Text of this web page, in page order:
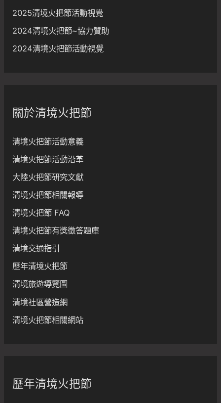
2025清境火把節活動視覺
2024清境火把節~協力贊助
2024清境火把節活動視覺
關於清境火把節
清境火把節活動意義
清境火把節活動沿革
大陸火把節研究文獻
清境火把節相關報導
清境火把節 FAQ
清境火把節有獎徵答題庫
清境交通指引
歷年清境火把節
清境旅遊導覽圖
清境社區營造網
清境火把節相關網站
歷年清境火把節